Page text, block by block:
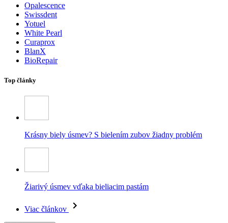
Opalescence
Swissdent
Yotuel
White Pearl
Curaprox
BlanX
BioRepair
Top články
Krásny biely úsmev? S bielením zubov žiadny problém
Žiarivý úsmev vďaka bieliacim pastám
Viac článkov